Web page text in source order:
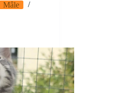
Mâle